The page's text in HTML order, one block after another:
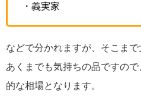
・義実家
などで分かれますが、そこまで
あくまでも気持ちの品ですの
的な相場となります。